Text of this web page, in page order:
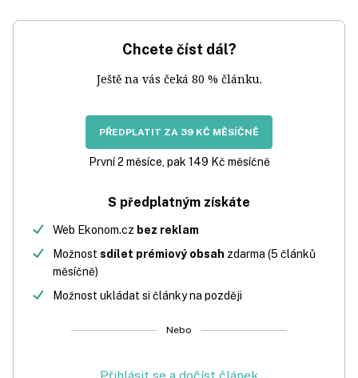
Chcete číst dál?
Ještě na vás čeká 80 % článku.
PŘEDPLATIT ZA 39 KČ MĚSÍČNĚ
První 2 měsíce, pak 149 Kč měsíčně
S předplatným získáte
Web Ekonom.cz bez reklam
Možnost sdílet prémiový obsah zdarma (5 článků
měsíčně)
Možnost ukládat si články na později
Nebo